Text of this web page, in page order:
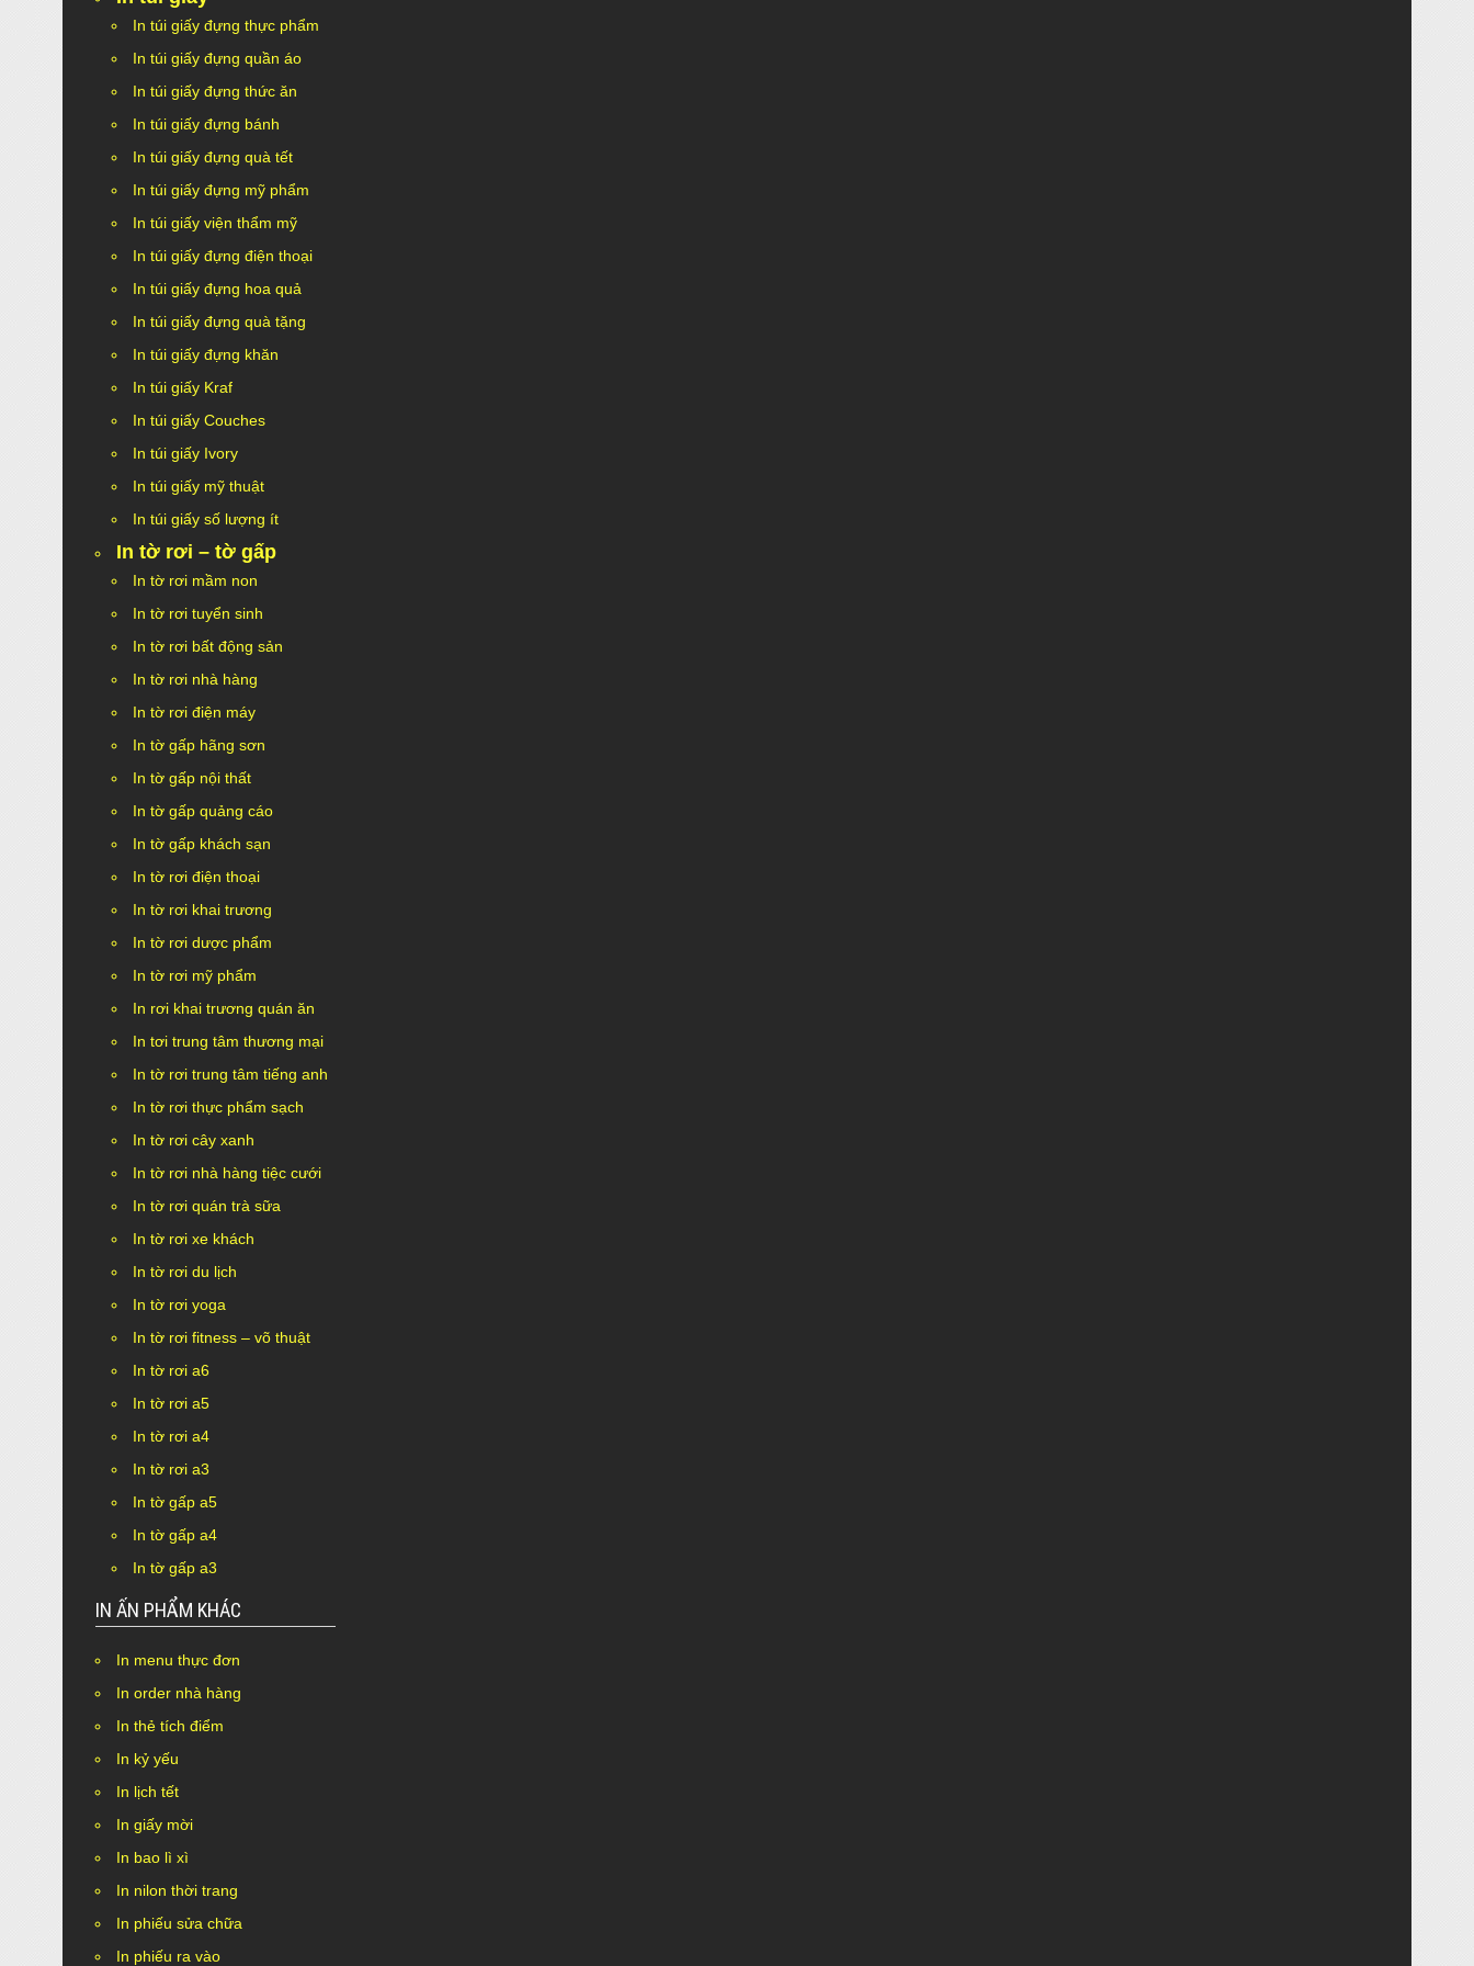
In túi giấy đựng thực phẩm
In túi giấy đựng quần áo
In túi giấy đựng thức ăn
In túi giấy đựng bánh
In túi giấy đựng quà tết
In túi giấy đựng mỹ phẩm
In túi giấy viện thẩm mỹ
In túi giấy đựng điện thoại
In túi giấy đựng hoa quả
In túi giấy đựng quà tặng
In túi giấy đựng khăn
In túi giấy Kraf
In túi giấy Couches
In túi giấy Ivory
In túi giấy mỹ thuật
In túi giấy số lượng ít
In tờ rơi – tờ gấp
In tờ rơi mầm non
In tờ rơi tuyển sinh
In tờ rơi bất động sản
In tờ rơi nhà hàng
In tờ rơi điện máy
In tờ gấp hãng sơn
In tờ gấp nội thất
In tờ gấp quảng cáo
In tờ gấp khách sạn
In tờ rơi điện thoại
In tờ rơi khai trương
In tờ rơi dược phẩm
In tờ rơi mỹ phẩm
In rơi khai trương quán ăn
In tơi trung tâm thương mại
In tờ rơi trung tâm tiếng anh
In tờ rơi thực phẩm sạch
In tờ rơi cây xanh
In tờ rơi nhà hàng tiệc cưới
In tờ rơi quán trà sữa
In tờ rơi xe khách
In tờ rơi du lịch
In tờ rơi yoga
In tờ rơi fitness – võ thuật
In tờ rơi a6
In tờ rơi a5
In tờ rơi a4
In tờ rơi a3
In tờ gấp a5
In tờ gấp a4
In tờ gấp a3
IN ẤN PHẨM KHÁC
In menu thực đơn
In order nhà hàng
In thẻ tích điểm
In kỷ yếu
In lịch tết
In giấy mời
In bao lì xì
In nilon thời trang
In phiếu sửa chữa
In phiếu ra vào